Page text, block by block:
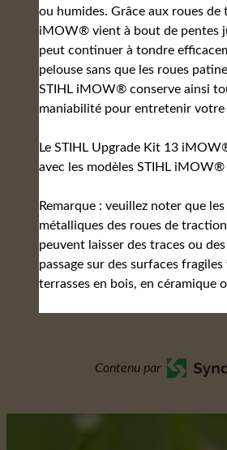
ou humides. Grâce aux roues
iMOW® vient à bout de pentes
peut continuer à tondre
pelouse sans que les roues
STIHL iMOW® conserve ainsi
maniabilité pour entretenir votre
Le STIHL Upgrade Kit 13
avec les modèles STIHL iMOW®
Remarque : veuillez noter que
métalliques des roues de
peuvent laisser des traces ou
passage sur des surfaces
terrasses en bois, en céramique
Contenu par